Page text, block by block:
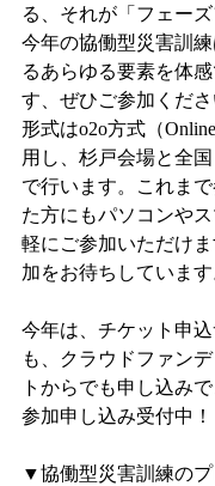
る、それが「フェーズ
今年の協働型災害訓
るあらゆる要素を体
す、ぜひご参加くだ
形式はo2o方式（
用し、杉戸会場と全
で行います。これま
た方にもパソコンや
軽にご参加いただけ
加をお待ちしています
今年は、チケット申
も、クラウドファン
トからでも申し込み
参加申し込み受付中！
▼協働型災害訓練の